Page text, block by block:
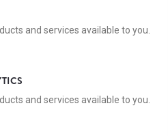
and services available to you.
and services available to you.